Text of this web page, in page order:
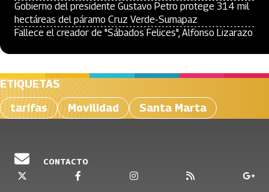
Gobierno del presidente Gustavo Petro protege 314 mil
hectáreas del páramo Cruz Verde-Sumapaz
Fallece el creador de "Sábados Felices", Alfonso Lizarazo
ETIQUETAS
tarifas
Movilidad Santa Marta
CONTACTO